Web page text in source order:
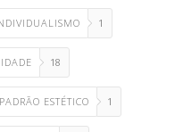
1
18
PADRÃO ESTÉTICO 1